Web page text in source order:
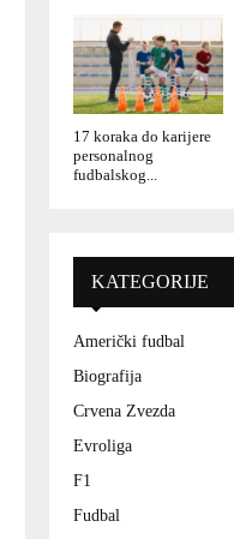
17 koraka do karijere
personalnog
fudbalskog...
KATEGORIJE
Američki fudbal
Biografija
Crvena Zvezda
Evroliga
F1
Fudbal